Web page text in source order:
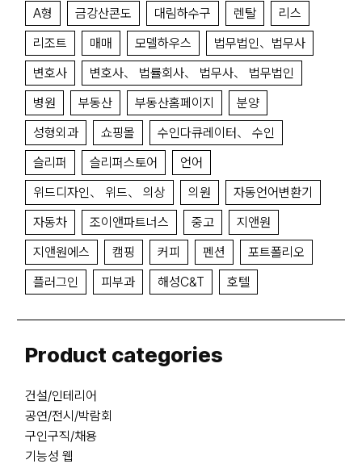
A형 금강산콘도 대림하수구 렌탈
리스
리조트
매매 모델하우스
법무법인、법무사
변호사
변호사、 법률회사、 법무사、 법무법인
병원
부동산 부동산홈페이지
분양
성형외과
쇼핑몰
수인다큐레이터、 수인
슬리퍼
슬리퍼스토어
언어
위드디자인、 위드、 의상
의원
자동언어변환기
자동차
조이앤파트너스 중고
지앤원
지앤원에스
캠핑 커피 펜션
포트폴리오
플러그인
피부과 해성C&T 호텔
Product categories
건설/인테리어
공연/전시/박람회
구인구직/채용
기능성 웹